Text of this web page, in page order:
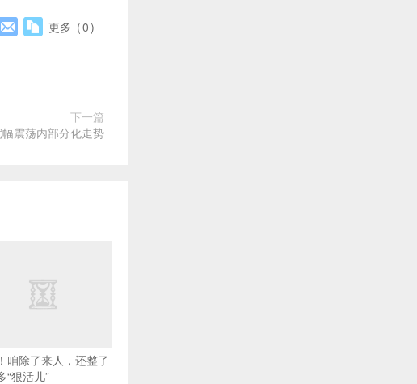
更多 (0)
下一篇
震荡内部分化走势
咱除了来人，还整了
“狠活儿”